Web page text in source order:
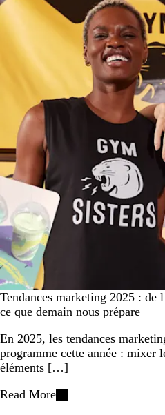
Tendances marketing 2025 : de
ce que demain nous prépare
En 2025, les tendances
programme cette année : mixer
éléments […]
Read More